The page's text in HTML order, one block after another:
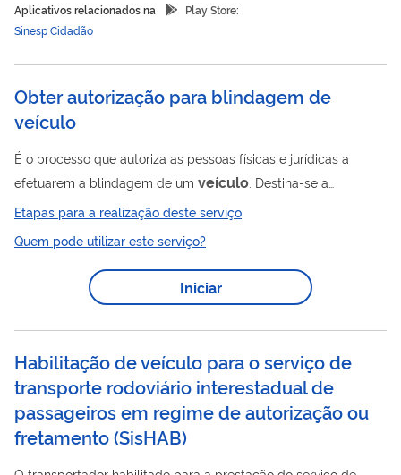
Aplicativos relacionados na
Play Store:
Sinesp Cidadão
Obter autorização para blindagem de
veículo
É o processo que autoriza as pessoas físicas e jurídicas a
efetuarem a blindagem de um veículo . Destina-se a
Prestadora de serviço de blindagem (blindadora) e as pessoas
interessado deve comprovar sua idoneidade por meio de
diversas certidões emitidas pela justiça e pelas polícias, além
de apresentar documentos pessoais como identidade, CPF,
blindadora (prestadora do serviço de...
Etapas para a realização deste serviço
Quem pode utilizar este serviço?
Iniciar
Habilitação de veículo para o serviço de
transporte rodoviário interestadual de
passageiros em regime de autorização ou
fretamento (SisHAB)